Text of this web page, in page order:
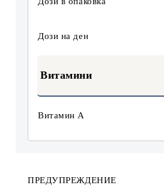
Дози на ден
Витамини
Витамин А
ПРЕДУПРЕЖДЕНИЕ